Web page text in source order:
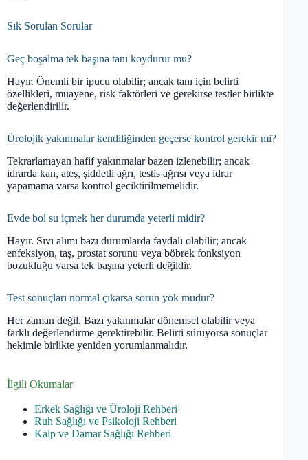
Sık Sorulan Sorular
Geç boşalma tek başına tanı koydurur mu?
Hayır. Önemli bir ipucu olabilir; ancak tanı için belirti
özellikleri, muayene, risk faktörleri ve gerekirse testler birlikte
değerlendirilir.
Ürolojik yakınmalar kendiliğinden geçerse kontrol gerekir mi?
Tekrarlamayan hafif yakınmalar bazen izlenebilir; ancak
idrarda kan, ateş, şiddetli ağrı, testis ağrısı veya idrar
yapamama varsa kontrol geciktirilmemelidir.
Evde bol su içmek her durumda yeterli midir?
Hayır. Sıvı alımı bazı durumlarda faydalı olabilir; ancak
enfeksiyon, taş, prostat sorunu veya böbrek fonksiyon
bozukluğu varsa tek başına yeterli değildir.
Test sonuçları normal çıkarsa sorun yok mudur?
Her zaman değil. Bazı yakınmalar dönemsel olabilir veya
farklı değerlendirme gerektirebilir. Belirti sürüyorsa sonuçlar
hekimle birlikte yeniden yorumlanmalıdır.
İlgili Okumalar
Erkek Sağlığı ve Üroloji Rehberi
Ruh Sağlığı ve Psikoloji Rehberi
Kalp ve Damar Sağlığı Rehberi